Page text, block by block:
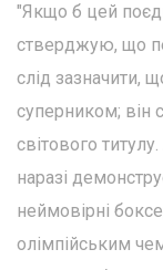
"Якщо б цей
стверджую, що
слід зазначити,
суперником; він
світового
наразі
неймовірні
олімпійським